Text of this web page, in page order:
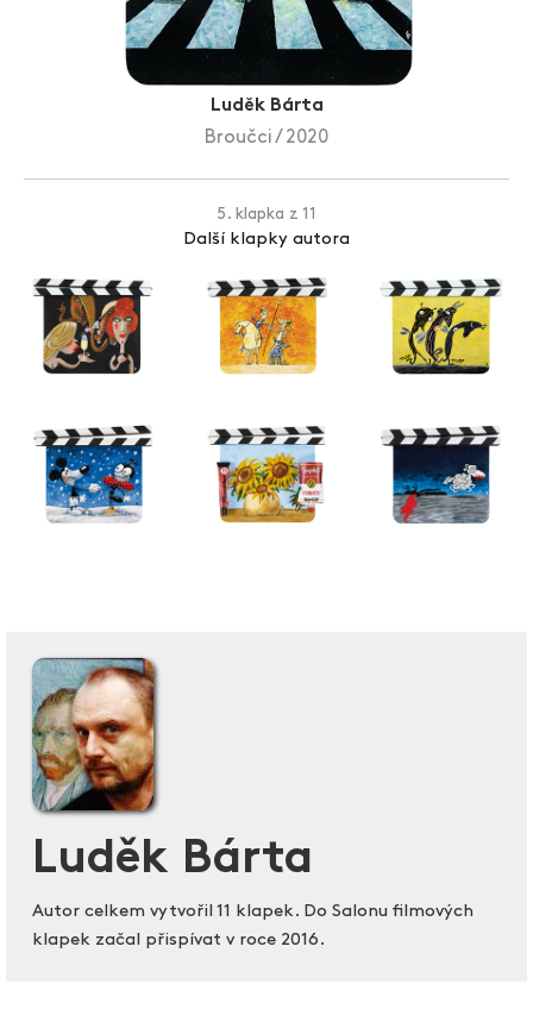
Luděk Bárta
Broučci / 2020
5. klapka z 11
Další klapky autora
Luděk Bárta
Autor celkem vytvořil 11 klapek. Do Salonu filmových
klapek začal přispívat v roce 2016.